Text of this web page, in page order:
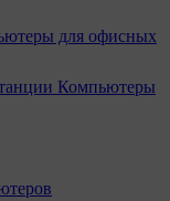
для офисных
Компьютеры